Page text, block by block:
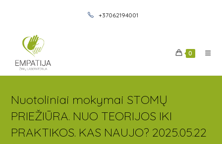
+37062194001
0
Nuotoliniai mokymai STOMŲ
PRIEŽIŪRA. NUO TEORIJOS IKI
PRAKTIKOS. KAS NAUJO? 2025.05.22